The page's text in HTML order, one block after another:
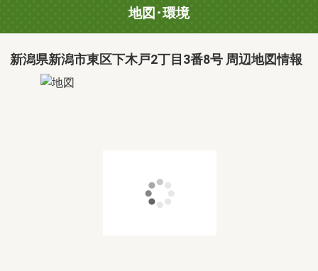
地図･環境
新潟県新潟市東区下木戸2丁目3番8号 周辺地図情報